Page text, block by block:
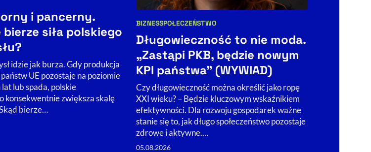
i pancerny.
bierze siła polskiego
idzie jak burza. Gdy produkcja
UE pozostaje na poziomie
lub spada, polskie
konsekwentnie zwiększa skalę
bierze…
Kategorie artykułu:
BIZNESSPOŁECZEŃSTWO
Długowieczność to nie moda.
„Zastąpi PKB, będzie nowym
KPI państwa” (WYWIAD)
Czy długowieczność można określić jako ropę
XXI wieku? – Będzie kluczowym wskaźnikiem
efektywności. Dla rozwoju gospodarek ważne
stanie się to, jak długo społeczeństwo pozostaje
zdrowe i aktywne.…
05.08.2026